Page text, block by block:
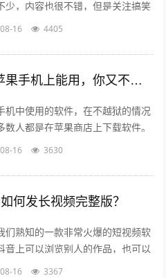
少，内容也很不错，但是关注搞笑
户，大多数都是为了开心的，所以
16 4405
91短视频版ios :有哪些苹果手机上能用，你又不愿意让人知道的好用的app呢？
机中使用的软件，在不越狱的情况
数人都是在苹果商店上下载软件。
其他的方法可以让你的手机中安装
16 3630
何发长视频完整版？
们熟知的一款非常火爆的短视频软
音上可以浏览别人的作品，也可以
的作品，那么自己发布作品的时候
16 3367